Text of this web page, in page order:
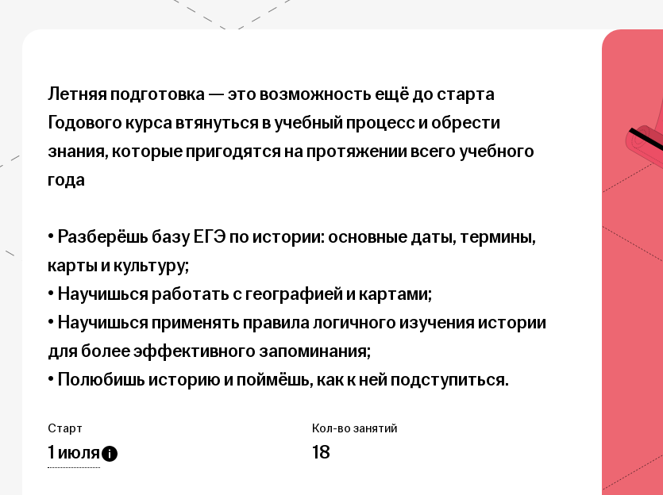
Летняя подготовка — это возможность ещё до старта
Годового курса втянуться в учебный процесс и обрести
знания, которые пригодятся на протяжении всего учебного
года
• Разберёшь базу ЕГЭ по истории: основные даты, термины,
карты и культуру;
• Научишься работать с географией и картами;
• Научишься применять правила логичного изучения истории
для более эффективного запоминания;
• Полюбишь историю и поймёшь, как к ней подступиться.
Старт
1 июля
Кол-во занятий
18